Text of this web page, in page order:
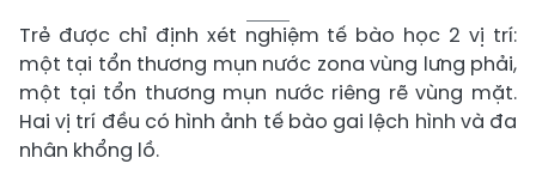
Trẻ được chỉ định xét nghiệm tế bào học 2 vị trí:
một tại tổn thương mụn nước zona vùng lưng phải,
một tại tổn thương mụn nước riêng rẽ vùng mặt.
Hai vị trí đều có hình ảnh tế bào gai lệch hình và đa
nhân khổng lồ.